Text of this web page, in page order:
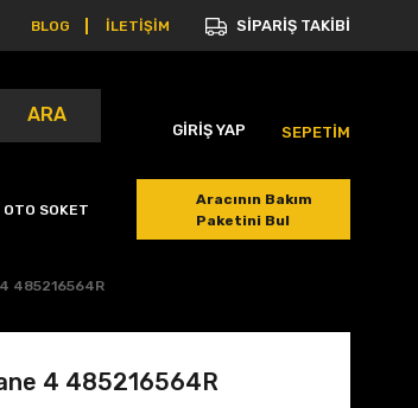
BLOG İLETİŞİM SİPARİŞ TAKİBİ
ARA
GİRİŞ YAP SEPETİM
OTO SOKET
Aracının Bakım
Paketini Bul
485216564R
4 485216564R